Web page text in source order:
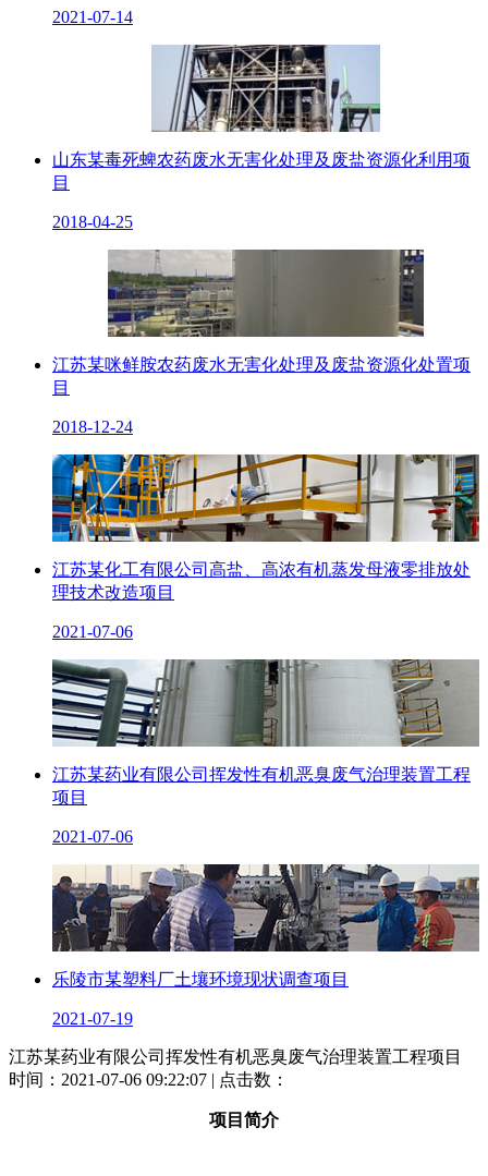
2021-07-14
山东某毒死蜱农药废水无害化处理及废盐资源化利用项
目
2018-04-25
江苏某咪鲜胺农药废水无害化处理及废盐资源化处置项
目
2018-12-24
江苏某化工有限公司高盐、高浓有机蒸发母液零排放处
理技术改造项目
2021-07-06
江苏某药业有限公司挥发性有机恶臭废气治理装置工程
项目
2021-07-06
乐陵市某塑料厂土壤环境现状调查项目
2021-07-19
江苏某药业有限公司挥发性有机恶臭废气治理装置工程项目
时间：2021-07-06 09:22:07 | 点击数：
项目简介